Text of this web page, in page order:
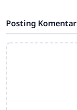
Posting Komentar